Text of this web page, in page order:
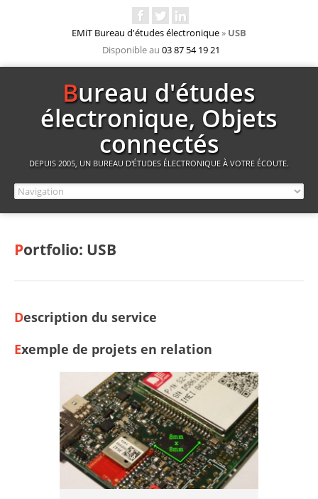
EMiT Bureau d'études électronique» USB
Disponible au 03 87 54 19 21
Bureau d'études
électronique, Objets
connectés
DEPUIS 2005, UN BUREAU D'ÉTUDES ÉLECTRONIQUE À VOTRE ÉCOUTE.
Portfolio: USB
Description du service
Exemple de projets en relation